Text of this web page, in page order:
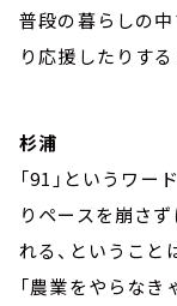
普段の暮らしの
り応援したりす
杉浦
「91」というワー
りペースを崩さ
れる、ということ
「農業をやらなき